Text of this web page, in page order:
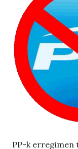
PP-k erregimen